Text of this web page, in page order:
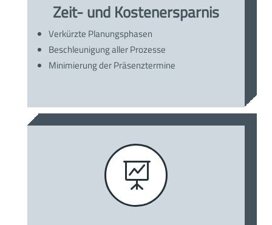
Zeit- und Kostenersparnis
Verkürzte Planungsphasen
Beschleunigung aller Prozesse
Minimierung der Präsenztermine
